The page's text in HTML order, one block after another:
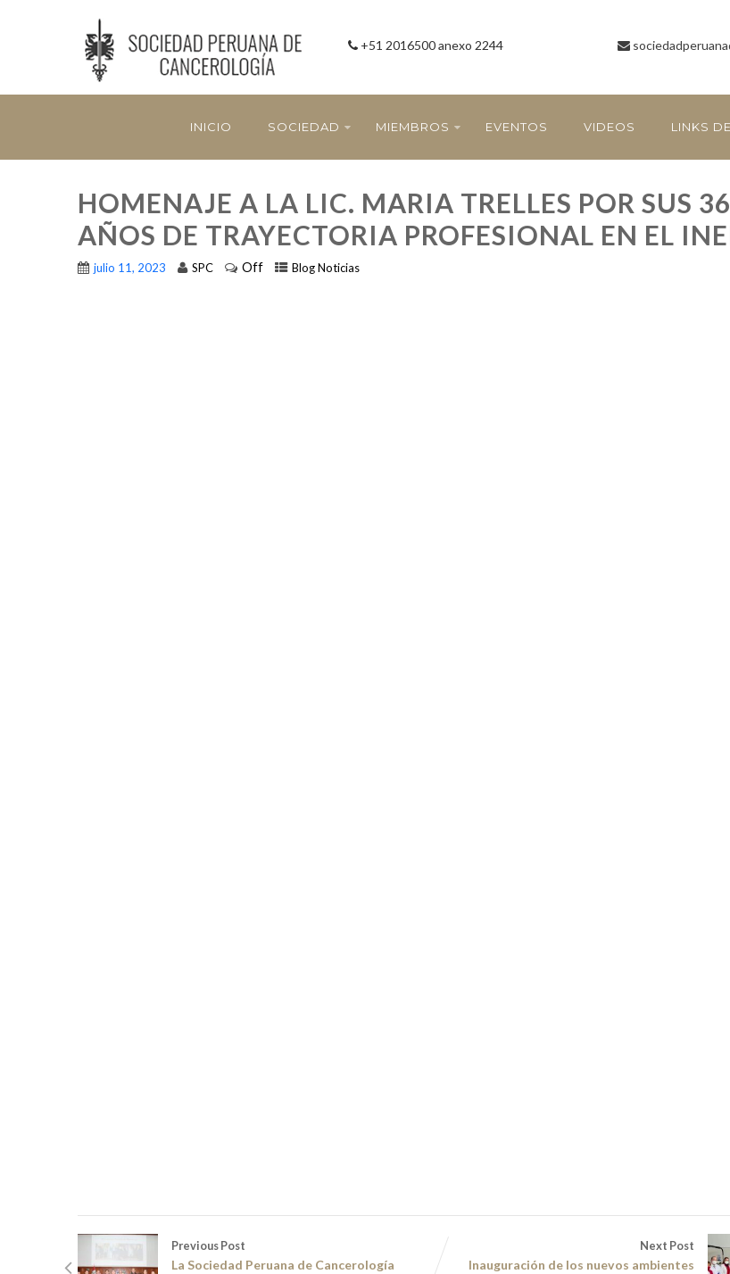
+51 2016500 anexo 2244
INICIO SOCIEDAD MIEMBROS EVENTOS VIDEOS LINKS
HOMENAJE A LA LIC. MARIA TRELLES POR SUS 36
AÑOS DE TRAYECTORIA PROFESIONAL EN EL
julio 11, 2023 SPC Off Blog Noticias
Previous Post
La Sociedad Peruana de Cancerología
Next Post
Inauguración de los nuevos ambientes